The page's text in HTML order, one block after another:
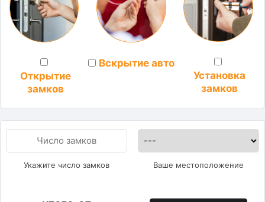
Открытие
замков
Вскрытие авто
Установка
замков
Укажите число замков Ваше местоположение